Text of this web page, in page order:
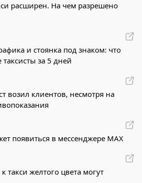
расширен. На чем разрешено
и стоянка под знаком: что
за 5 дней
возил клиентов, несмотря на
появиться в мессенджере МАХ
такси желтого цвета могут